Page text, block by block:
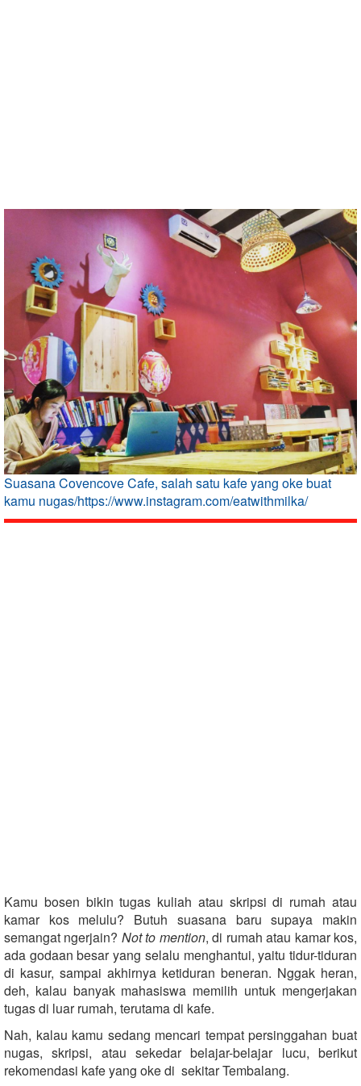
Suasana Covencove Cafe, salah satu kafe yang oke buat
kamu nugas/https://www.instagram.com/eatwithmilka/
Kamu bosen bikin tugas kuliah atau skripsi di rumah atau
kamar kos melulu? Butuh suasana baru supaya makin
semangat ngerjain? Not to mention, di rumah atau kamar kos,
ada godaan besar yang selalu menghantui, yaitu tidur-tiduran
di kasur, sampai akhirnya ketiduran beneran. Nggak heran,
deh, kalau banyak mahasiswa memilih untuk mengerjakan
tugas di luar rumah, terutama di kafe.
Nah, kalau kamu sedang mencari tempat persinggahan buat
nugas, skripsi, atau sekedar belajar-belajar lucu, berikut
rekomendasi kafe yang oke di sekitar Tembalang.